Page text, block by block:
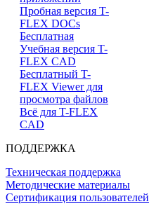
Пробная версия T-
FLEX DOCs
Бесплатная
Учебная версия T-
FLEX CAD
Бесплатный T-
FLEX Viewer для
просмотра файлов
Всё для T-FLEX
CAD
ПОДДЕРЖКА
Техническая поддержка
Методические материалы
Сертификация пользователей